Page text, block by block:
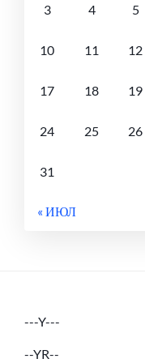
3 4 5
10 11 12
17 18 19
24 25 26
31
« ИЮЛ
---Y---
--YR--